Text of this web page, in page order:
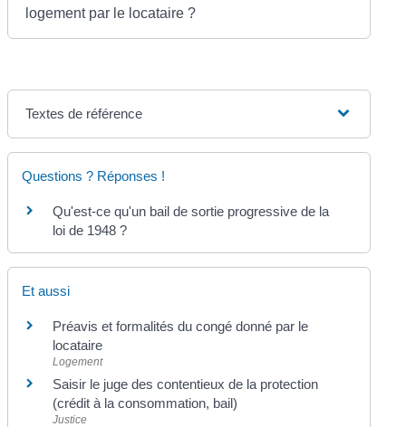
logement par le locataire ?
Textes de référence
Questions ? Réponses !
Qu'est-ce qu'un bail de sortie progressive de la
loi de 1948 ?
Et aussi
Préavis et formalités du congé donné par le
locataire
Logement
Saisir le juge des contentieux de la protection
(crédit à la consommation, bail)
Justice